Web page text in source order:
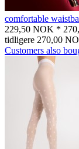
comfortable
229,50 NOK *
tidligere 270,00
Customers also